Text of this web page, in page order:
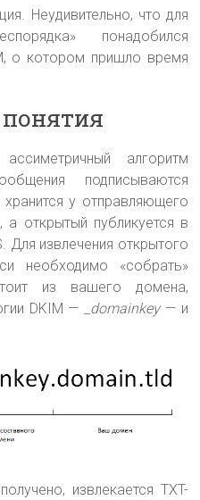
Неудивительно, что для
понадобился
о котором пришло время
алгоритм
подписываются
у отправляющего
открытый публикуется в
Для извлечения открытого
необходимо «собрать»
из вашего домена,
DKIM —
_domainkey— и
извлекается TXT-